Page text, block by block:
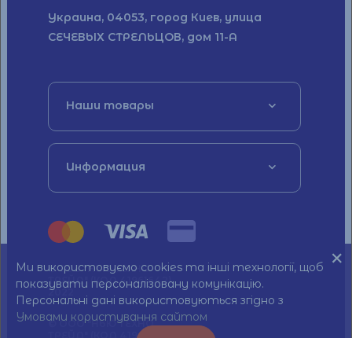
Ми використовуємо cookies та інші технології, щоб
показувати персоналізовану комунікацію.
Персональні дані використовуються згідно з
Умовами користування сайтом
Украина, 04053, город Киев, улица
СЕЧЕВЫХ СТРЕЛЬЦОВ, дом 11-А
Наши товары
Информация
© ТОВ "НЬЮ ТЕХНО
ТРЕЙД" (КОД 41961642)
2022
© ООО "НЬЮ ТЕХНО
ТРЕЙД" (КОД 41961642)